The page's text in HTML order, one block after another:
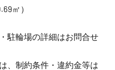
㎡）
駐輪場の詳細はお問合せ
、制約条件・違約金等は